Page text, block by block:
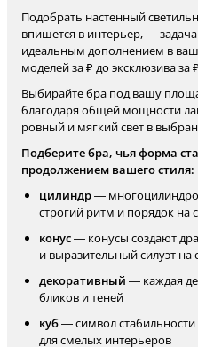
Подобрать настенный
впишется в интерьер, —
идеальным дополнением в
моделей за ₽ до эксклюзива за ₽
Выбирайте бра под вашу
благодаря общей мощности
ровный и мягкий свет в
Подберите бра, чья форма
продолжением вашего стиля:
цилиндр—
строгий ритм и порядок на
конус— конусы создают
и выразительный силуэт на
декоративный — каждая
бликов и теней
куб— символ
для смелых интерьеров